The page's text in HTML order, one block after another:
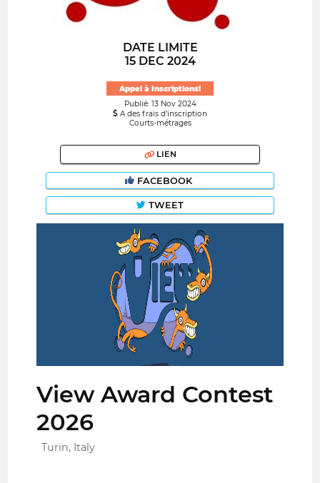
DATE LIMITE
15 DEC 2024
Appel à Inscriptions!
Publié: 13 Nov 2024
A des frais d’inscription
Courts-métrages
LIEN
FACEBOOK
TWEET
View Award Contest
2026
Turin, Italy